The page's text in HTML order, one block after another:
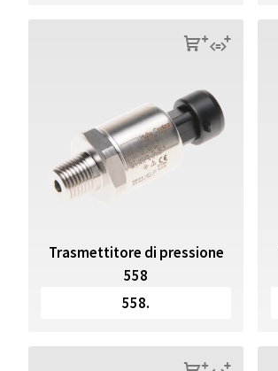
sq
Trasmettitore di pressione
558
558.